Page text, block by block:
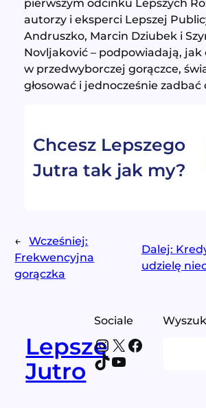
autorzy i eksperci Lepszej
Andruszko, Marcin Dziubek i
Novljaković – podpowiadają, jak
w przedwyborczej gorączce,
głosować i jednocześnie zadbać
Chcesz Lepszego
Jutra tak jak my?
←
Wcześniej:
Frekwencyjna
gorączka
Dalej:
udzielę
Lepsze
Jutro
Sociale
Instagram
X Facebook
TikTok
YouTube